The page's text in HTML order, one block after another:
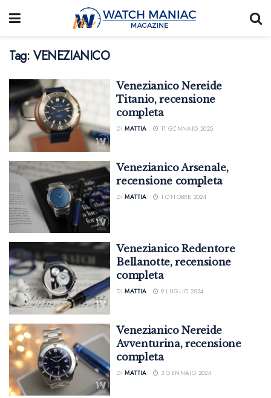
Tag: VENEZIANICO
Venezianico Nereide
Titanio, recensione
completa
DI MATTIA 11 GENNAIO 2025
Venezianico Arsenale,
recensione completa
DI MATTIA 1 OTTOBRE 2024
Venezianico Redentore
Bellanotte, recensione
completa
DI MATTIA 9 LUGLIO 2024
Venezianico Nereide
Avventurina, recensione
completa
DI MATTIA 3 GENNAIO 2024